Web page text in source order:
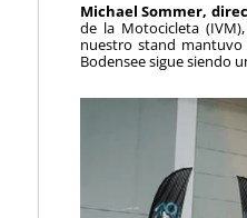
Michael Sommer,
de la Motocicleta
nuestro stand
Bodensee sigue siendo